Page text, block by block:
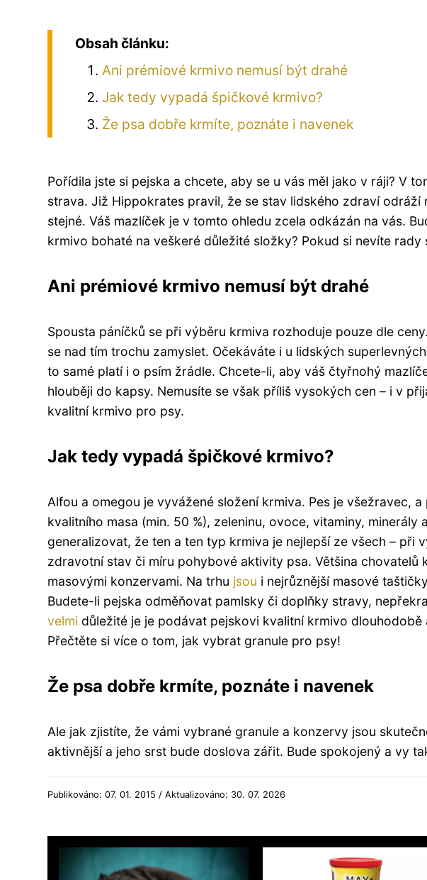
Obsah článku:
Ani prémiové krmivo nemusí být drahé
Jak tedy vypadá špičkové krmivo?
Že psa dobře krmíte, poznáte i navenek
Pořídila jste si pejska a chcete, aby se u vás měl jako v ráji? V
strava. Již Hippokrates pravil, že se stav lidského zdraví odráží
stejné. Váš mazlíček je v tomto ohledu zcela odkázán na vás.
krmivo bohaté na veškeré důležité složky? Pokud si nevíte
Ani prémiové krmivo nemusí být drahé
Spousta páníčků se při výběru krmiva rozhoduje pouze dle
se nad tím trochu zamyslet. Očekáváte i u lidských
to samé platí i o psím žrádle. Chcete-li, aby váš čtyřnohý
hlouběji do kapsy. Nemusíte se však příliš vysokých cen – i v
kvalitní krmivo pro psy.
Jak tedy vypadá špičkové krmivo?
Alfou a omegou je vyvážené složení krmiva. Pes je všežravec,
kvalitního masa (min. 50 %), zeleninu, ovoce, vitaminy, minerály
generalizovat, že ten a ten typ krmiva je nejlepší ze všech – při
zdravotní stav či míru pohybové aktivity psa. Většina chovatelů
masovými konzervami. Na trhu jsou i nejrůznější masové
Budete-li pejska odměňovat pamlsky či doplňky stravy,
velmi důležité je je podávat pejskovi kvalitní krmivo dlouhodobě
Přečtěte si více o tom, jak vybrat granule pro psy!
Že psa dobře krmíte, poznáte i navenek
Ale jak zjistíte, že vámi vybrané granule a konzervy jsou
aktivnější a jeho srst bude doslova zářit. Bude spokojený a vy
Publikováno: 07. 01. 2015 / Aktualizováno: 30. 07. 2026